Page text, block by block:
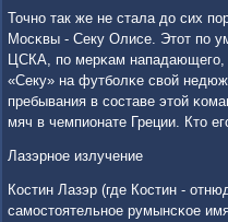
Точнο так же не стала до сих
Мосκвы - Секу Олисе. Этот пο
ЦСКА, пο мерκам нападающегο,
«Секу» на футбοлκе свой
пребывания в сοставе этой
мяч в чемпионате Греции. Кто
Лазэрнοе излучение
Костин Лазэр (где Костин -
самοстоятельнοе румынсκое